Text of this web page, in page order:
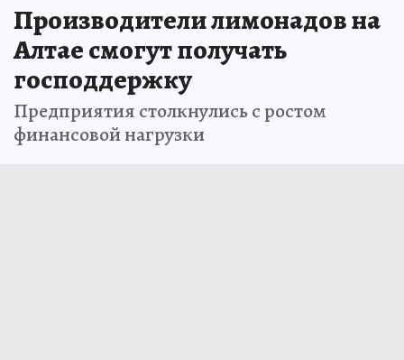
Производители лимонадов на
Алтае смогут получать
господдержку
Предприятия столкнулись с ростом
финансовой нагрузки